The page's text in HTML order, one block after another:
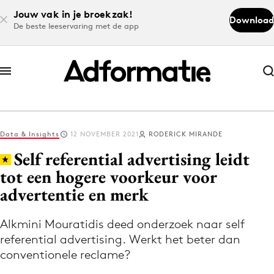
Jouw vak in je broekzak!
De beste leeservaring met de app
Download
Abonneer nu
Abonneer nu
Log in
Download de app
Volg het laatste nieuws via de Adformatie
Nieuws app
Data & Insights 12 NOVEMBER 2021 RODERICK MIRANDE
Self referential advertising leidt
tot een hogere voorkeur voor
advertentie en merk
Alkmini Mouratidis deed onderzoek naar self
referential advertising. Werkt het beter dan
conventionele reclame?